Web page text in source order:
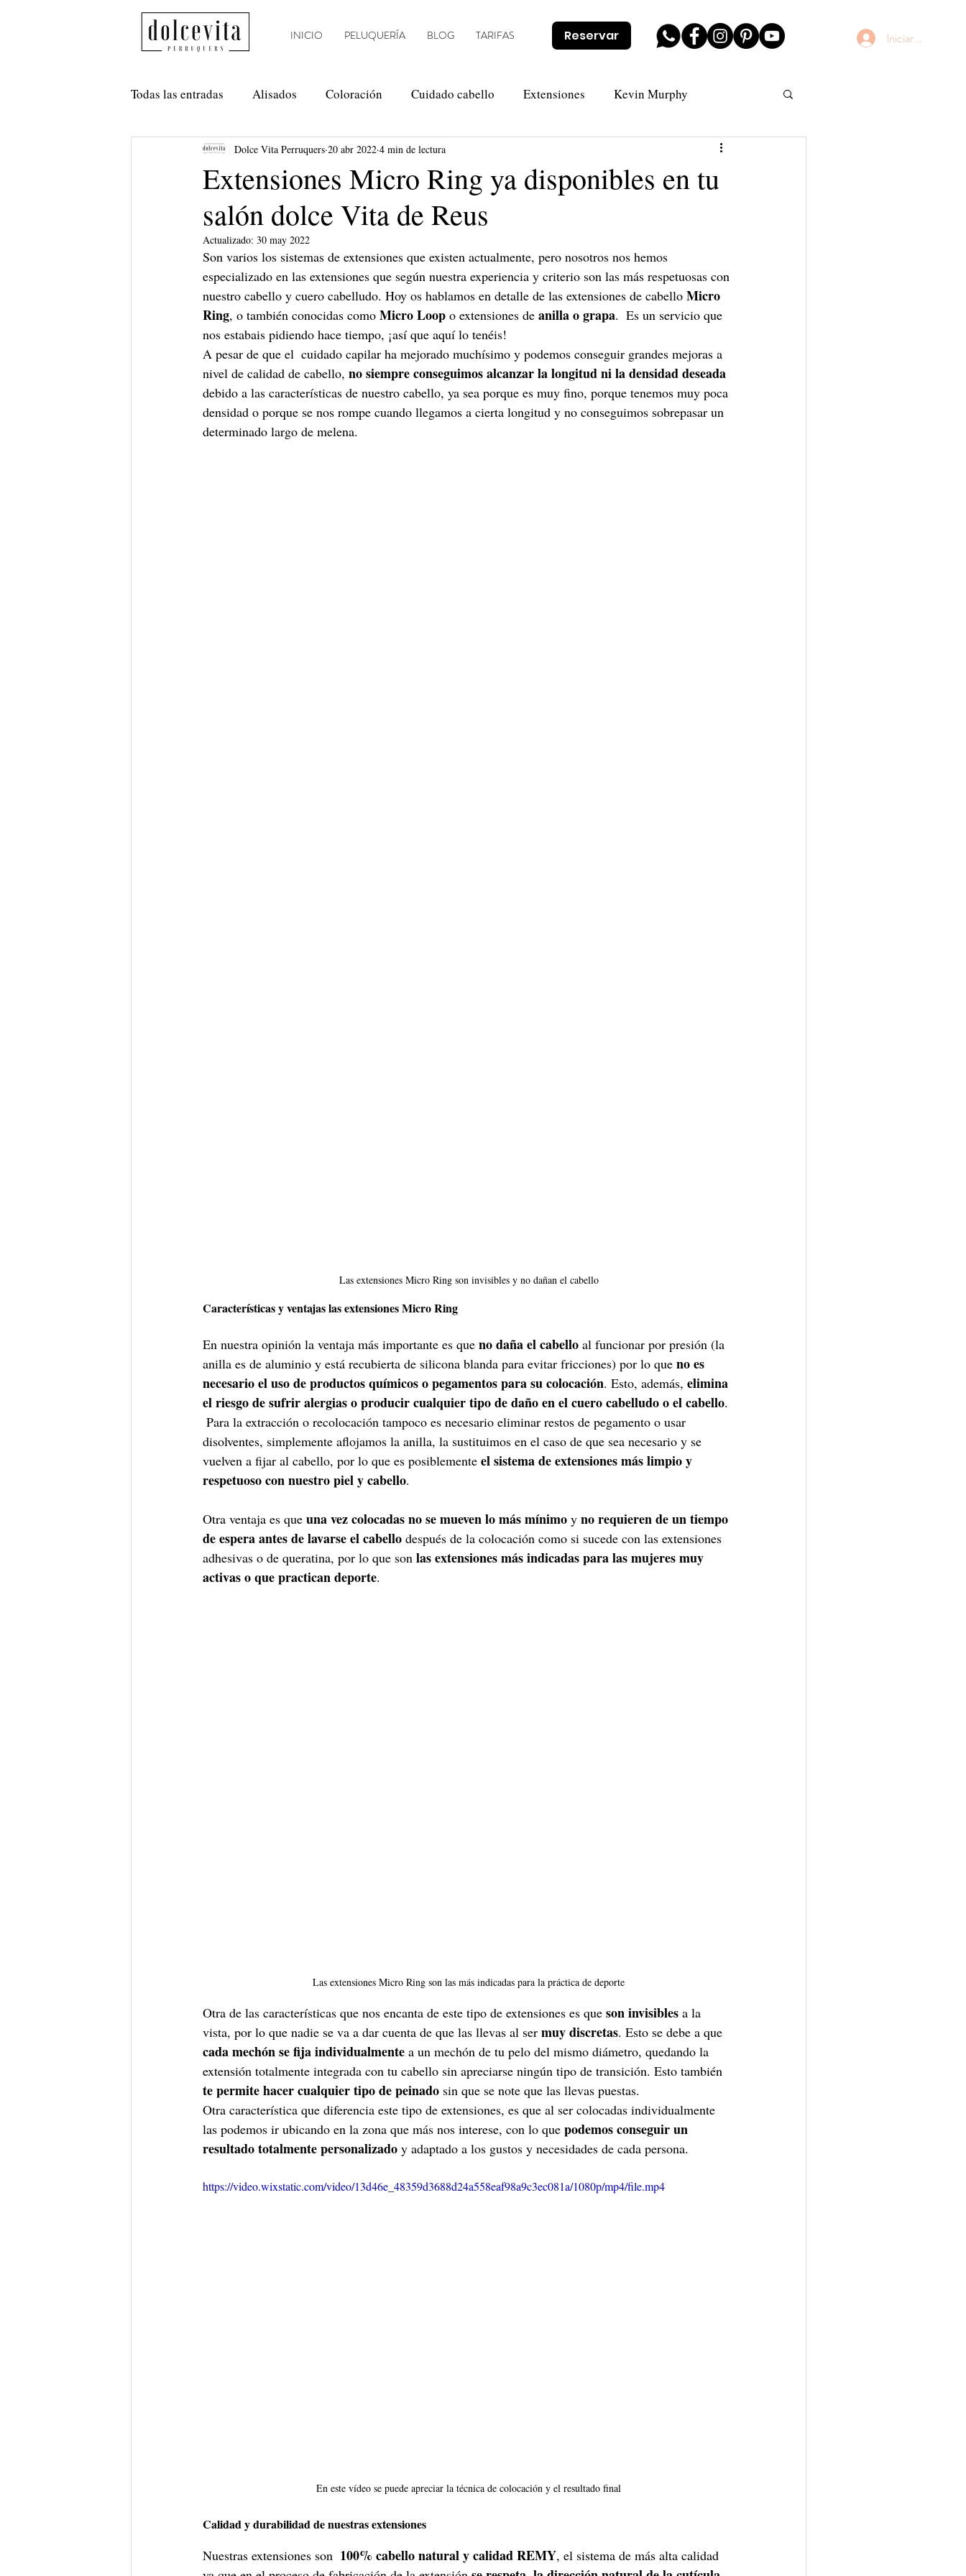
INICIO PELUQUERÍA BLOG TARIFAS Reservar Iniciar sesión
Todas las entradas Alisados Coloración Cuidado cabello Extensiones Kevin Murphy
Método Curly Nanoplastia Novias Olaplex
Anti Frizz Balayage
Extensiones Micro Ring ya disponibles en tu
salón dolce Vita de Reus
Dolce Vita Perruquers 20 abr 2022 4 min de lectura
Actualizado: 30 may 2022
Son varios los sistemas de extensiones que existen actualmente, pero nosotros nos hemos
especializado en las extensiones que según nuestra experiencia y criterio son las más respetuosas con
nuestro cabello y cuero cabelludo. Hoy os hablamos en detalle de las extensiones de cabello Micro
Ring, o también conocidas como Micro Loop o extensiones de anilla o grapa.  Es un servicio que
nos estabais pidiendo hace tiempo, ¡así que aquí lo tenéis!
A pesar de que el  cuidado capilar ha mejorado muchísimo y podemos conseguir grandes mejoras a
nivel de calidad de cabello, no siempre conseguimos alcanzar la longitud ni la densidad deseada
debido a las características de nuestro cabello, ya sea porque es muy fino, porque tenemos muy poca
densidad o porque se nos rompe cuando llegamos a cierta longitud y no conseguimos sobrepasar un
determinado largo de melena.
Las extensiones Micro Ring son invisibles y no dañan el cabello
Características y ventajas las extensiones Micro Ring
En nuestra opinión la ventaja más importante es que no daña el cabello al funcionar por presión (la
anilla es de aluminio y está recubierta de silicona blanda para evitar fricciones) por lo que no es
necesario el uso de productos químicos o pegamentos para su colocación. Esto, además, elimina
el riesgo de sufrir alergias o producir cualquier tipo de daño en el cuero cabelludo o el cabello.
Para la extracción o recolocación tampoco es necesario eliminar restos de pegamento o usar
disolventes, simplemente aflojamos la anilla, la sustituimos en el caso de que sea necesario y se
vuelven a fijar al cabello, por lo que es posiblemente el sistema de extensiones más limpio y
respetuoso con nuestro piel y cabello.
Otra ventaja es que una vez colocadas no se mueven lo más mínimo y no requieren de un tiempo
de espera antes de lavarse el cabello después de la colocación como si sucede con las extensiones
adhesivas o de queratina, por lo que son las extensiones más indicadas para las mujeres muy
activas o que practican deporte.
Las extensiones Micro Ring son las más indicadas para la práctica de deporte
Otra de las características que nos encanta de este tipo de extensiones es que son invisibles a la
vista, por lo que nadie se va a dar cuenta de que las llevas al ser muy discretas. Esto se debe a que
cada mechón se fija individualmente a un mechón de tu pelo del mismo diámetro, quedando la
extensión totalmente integrada con tu cabello sin apreciarse ningún tipo de transición. Esto también
te permite hacer cualquier tipo de peinado sin que se note que las llevas puestas.
Otra característica que diferencia este tipo de extensiones, es que al ser colocadas individualmente
las podemos ir ubicando en la zona que más nos interese, con lo que podemos conseguir un
resultado totalmente personalizado y adaptado a los gustos y necesidades de cada persona.
https://video.wixstatic.com/video/13d46e_48359d3688d24a558eaf98a9c3ec081a/1080p/mp4/file.mp4
En este vídeo se puede apreciar la técnica de colocación y el resultado final
Calidad y durabilidad de nuestras extensiones
Nuestras extensiones son 100% cabello natural y calidad REMY, el sistema de más alta calidad